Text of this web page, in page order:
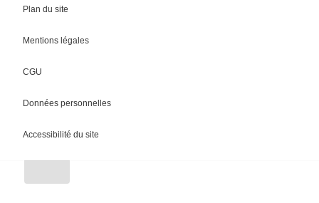
Chargement
Plan du site
Mentions légales
CGU
Données personnelles
Accessibilité du site